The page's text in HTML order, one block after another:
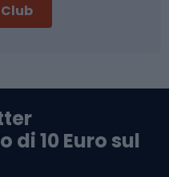
di 10 Euro sul